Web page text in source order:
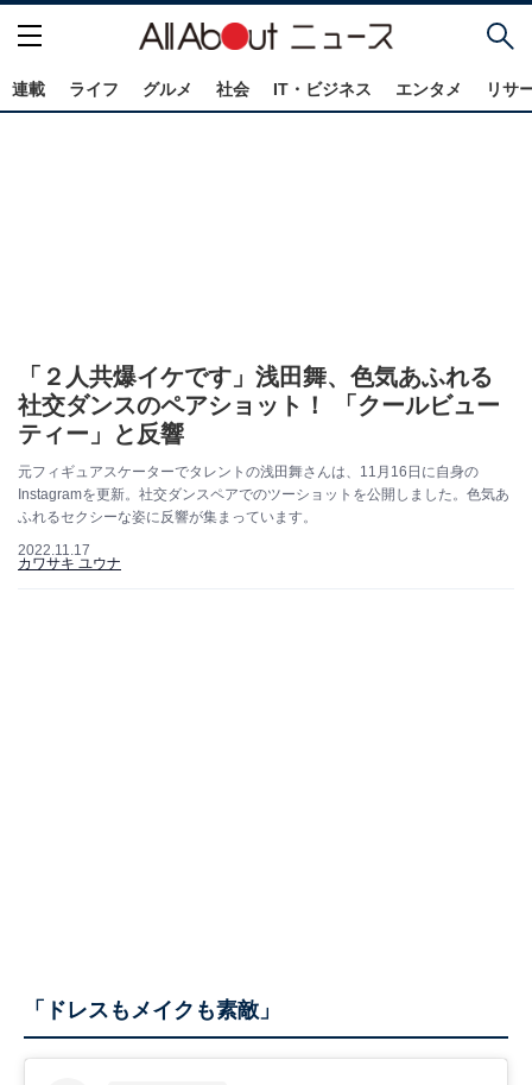
連載 ライフ グルメ 社会 IT・ビジネス エンタメ リサ
「２人共爆イケです」浅田舞、色気あふれる
社交ダンスのペアショット！ 「クールビュー
ティー」と反響
元フィギュアスケーターでタレントの浅田舞さんは、11月16日に自身の
Instagramを更新。社交ダンスペアでのツーショットを公開しました。色気あ
ふれるセクシーな姿に反響が集まっています。
2022.11.17
カワサキ ユウナ
「ドレスもメイクも素敵」